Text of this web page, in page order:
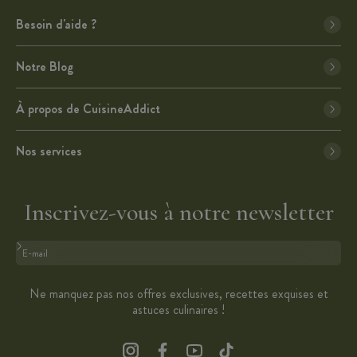
Besoin d'aide ?
Notre Blog
À propos de CuisineAddict
Nos services
Inscrivez-vous à notre newsletter
Format : adresse@email.com
Ne manquez pas nos offres exclusives, recettes exquises et
astuces culinaires !